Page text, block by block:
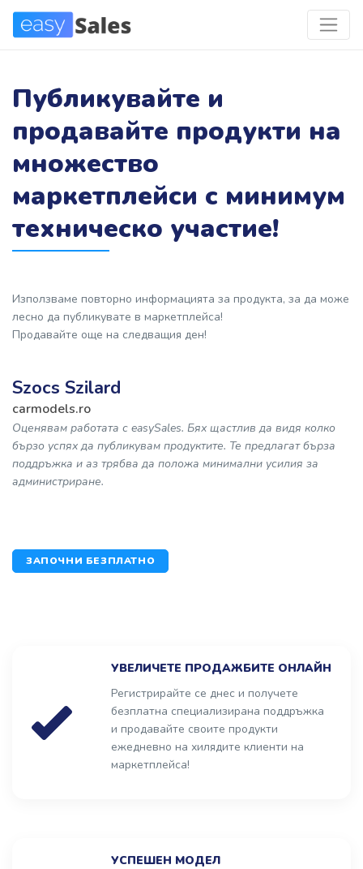
Публикувайте и
продавайте продукти на
множество
маркетплейси с минимум
техническо участие!
Използваме повторно информацията за продукта, за да може
лесно да публикуватe в маркетплейса!
Продавайте още на следващия ден!
Szocs Szilard
carmodels.ro
Оценявам работата с easySales. Бях щастлив да видя колко
бързо успях да публикувам продуктите. Те предлагат бърза
поддръжка и аз трябва да положа минимални усилия за
администриране.
ЗАПОЧНИ БЕЗПЛАТНО
УВЕЛИЧЕТЕ ПРОДАЖБИТЕ ОНЛАЙН
Регистрирайте се днес и получете
безплатна специализирана поддръжка
и продавайте своите продукти
ежедневно на хилядите клиенти на
маркетплейса!
УСПЕШЕН МОДЕЛ